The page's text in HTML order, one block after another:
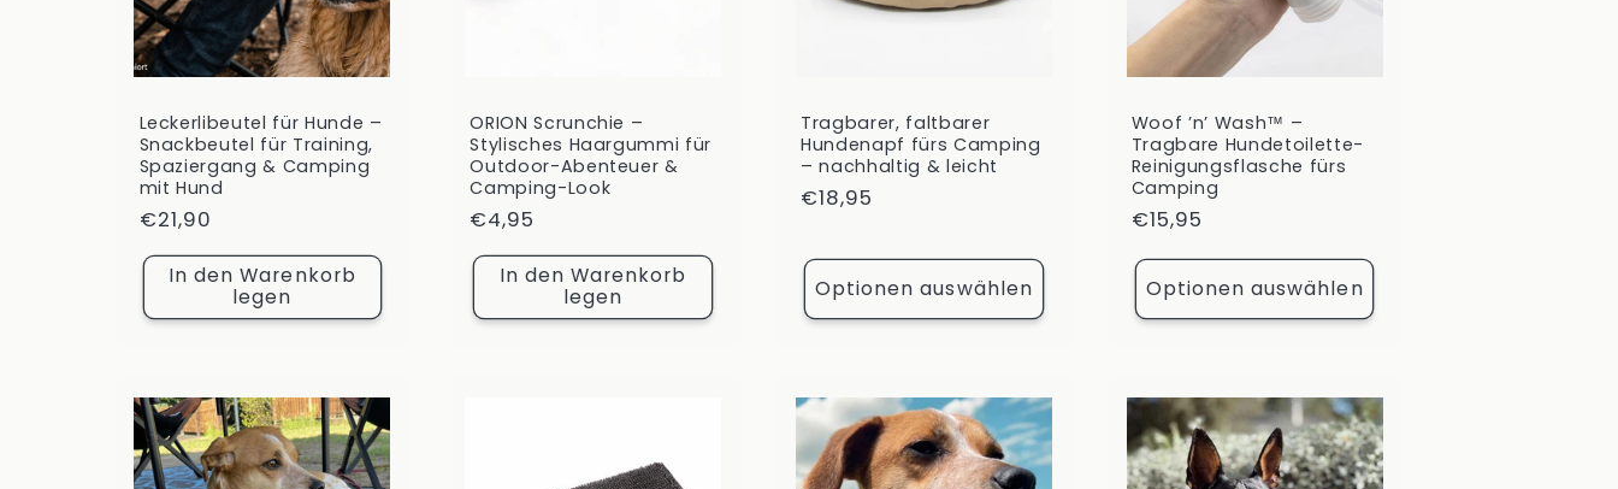
Leckerlibeutel für Hunde –
Snackbeutel für Training,
Spaziergang & Camping
mit Hund
Normaler
Preis
€21,90
In den Warenkorb
legen
ORION Scrunchie –
Stylisches Haargummi für
Outdoor-Abenteuer &
Camping-Look
Normaler
Preis
€4,95
In den Warenkorb
legen
Tragbarer, faltbarer
Hundenapf fürs Camping
– nachhaltig & leicht
Normaler
€18,95
Optionen auswählen
Woof ’n’ Wash™ –
Tragbare Hundetoilette-
Reinigungsflasche fürs
Camping
Normaler
€15,95
Optionen auswählen